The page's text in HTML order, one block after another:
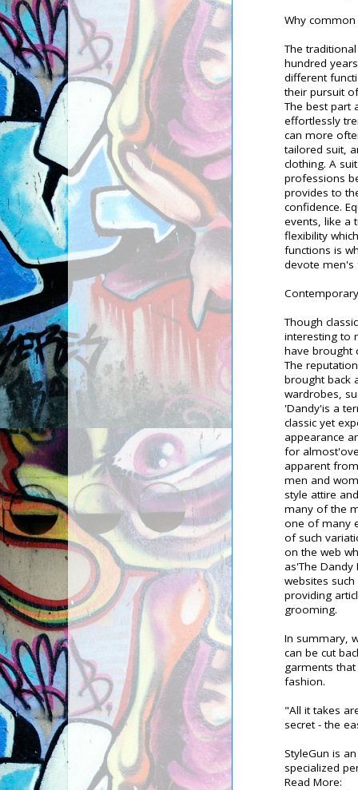
Why
The
hundred
different
their pursuit
The best part
effortlessly
can more
tailored suit,
clothing. A
professions
provides to
confidence.
events, like a
flexibility
functions is
devote men's
Though
interesting to
have brought
The
brought back
wardrobes,
'Dandy'is a
classic yet
appearance
for
apparent
men and
style attire
many of the
one of many
of such
on the web
as'The
websites
providing
grooming.
In summary,
can be cut
garments
fashion.
"All it takes
secret - the
StyleGun is
specialized
Read More: